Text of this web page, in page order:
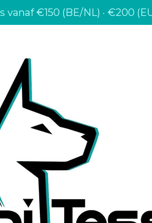
vanaf €150 (BE/NL) · €200